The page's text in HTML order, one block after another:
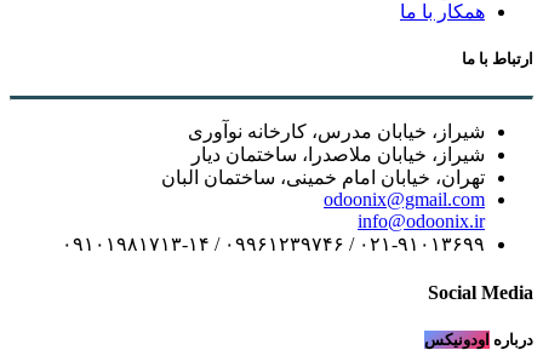
همکار با ما
ارتباط با ما
شیراز، خیابان مدرس، کارخانه نوآوری
شیراز، خیابان ملاصدرا، ساختمان دیار
تهران، خیابان امام خمینی، ساختمان البان
odoonix@gmail.com
info@odoonix.ir
۰۲۱-۹۱۰۱۳۶۹۹ / ۰۹۹۶۱۲۳۹۷۴۶ / ۰۹۱۰۱۹۸۱۷۱۳-۱۴
Social Media
درباره اودونیکس